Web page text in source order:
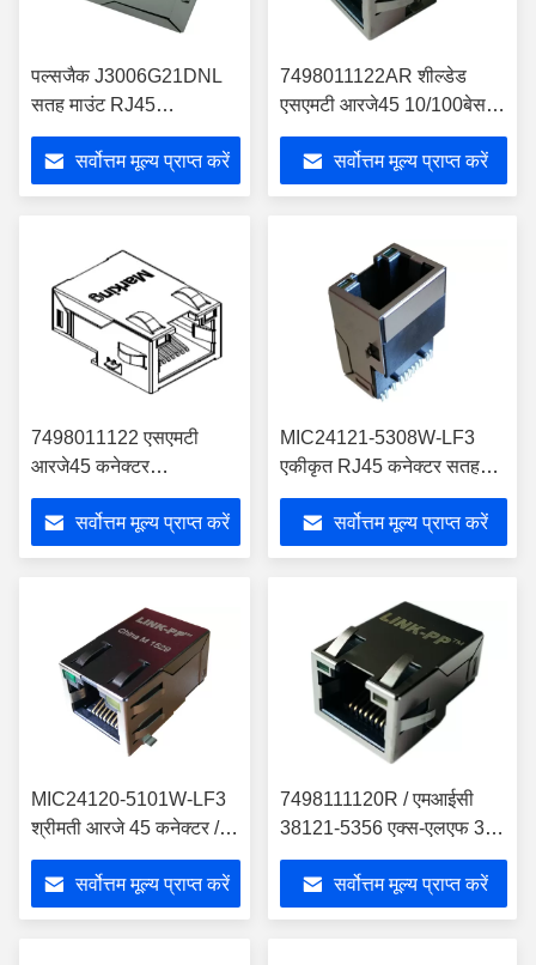
पल्सजैक J3006G21DNL
सतह माउंट RJ45
10/100G/Y एलईडी के साथ
बेस-टीएक्ससर्वोत्तम मूल्य प्राप्त करें
7498011122AR शील्डेड
एसएमटी आरजे45 10/100बेस-टी
डब्ल्यूई-आरजे45 -40°C–85°C
सर्वोत्तम मूल्य प्राप्त करें
7498011122 एसएमटी
आरजे45 कनेक्टर
10/100BASE-T मैग्नेटिक्स
के साथसर्वोत्तम मूल्य प्राप्त करें
MIC24121-5308W-LF3
एकीकृत RJ45 कनेक्टर सतह
माउंट
सर्वोत्तम मूल्य प्राप्त करें
MIC24120-5101W-LF3
श्रीमती आरजे 45 कनेक्टर /
लो प्रोफाइल MIC24121-
5101W-LF3
सर्वोत्तम मूल्य प्राप्त करें
7498111120R / एमआईसी
38121-5356 एक्स-एलएफ 3
एसएमटी आरजे 45 कनेक्टर
10/100/1000 एमबीपीएस के
साथ
सर्वोत्तम मूल्य प्राप्त करें